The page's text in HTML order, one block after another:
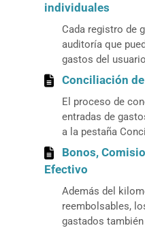
individuales
Cada registro de
auditoría que
gastos del
Conciliación
El proceso de
entradas de
a la pestaña
Bonos,
Efectivo
Además del
reembolsables,
gastados